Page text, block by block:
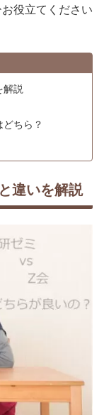
役立てください
説
ちら？
違いを解説